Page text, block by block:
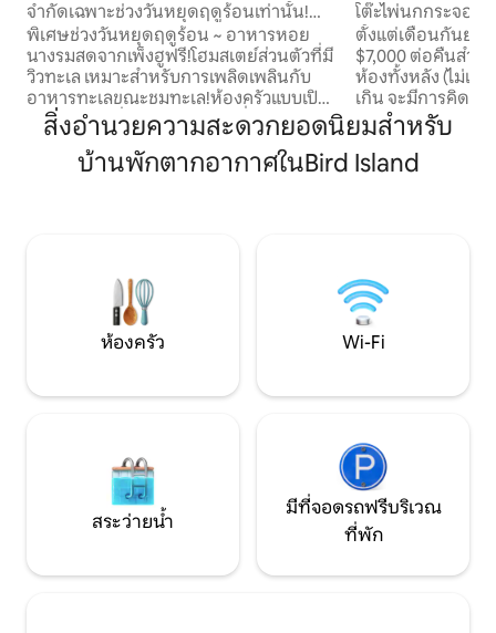
จำกัดเฉพาะช่วงวันหยุดฤดูร้อนเท่านั้น!
อาหารหอยนางรมสดจากเกาะเผิงหู รับ
ประทานฟรี
พิเศษช่วงวันหยุดฤดูร้อน ~ อาหารหอย
นางรมสดจากเพ็งฮูฟรี!โฮมสเตย์ส่วนตัวที่มี
วิวทะเล เหมาะสำหรับการเพลิดเพลินกับ
อาหารทะเลขณะชมทะเล!ห้องครัวแบบเปิด
โล่งและห้องนั่งเล่นขนาดใหญ่ที่รองรับได้ 20
คน!ยังมีระเบียงดาดฟ้าที่มีวิวทะเล 360
องศาด้วย! ซื้อตั๋วเครื่องบินสำหรับวันหยุด
จริงๆ!โคจิมะเป็นโฮมสเตย์ที่ถูกต้องตาม
กฎหมายเผยเคล็ดลับในการจอง: ดูวันที่ที่
เราว่างก่อนขอจองแล้วจองตั๋วเครื่องบิน
หรือตั๋วเรือ โฮมสเตย์ "สไตล์เกาะเล็กๆ" ตั้ง
สวยงามบริสุทธิ์และอ่อนน้อมถ่อมตน
ขับรถประมาณ 10 นาที เกสต์เฮาส์เปิดให้
บริการในรูปแบบการให้เช่าส่วนตัว โดยรับผู้
เข้าพักครั้งละหนึ่งกลุ่มเท่านั้นเรามีวิวทะเลที่
ยอดเยี่ยมไม่ว่าคุณจะเพลิดเพลินกับอาหาร
ของ Penghu ฟรี) หรือเลือกเพลิดเพลินกับ
พระอาทิตย์ตกดินด้วยชายามบ่ายหรือวิว
โต๊ะไพ่นกกระจอกไ
KTV (มีสนามบินรถ
ตั้งแต่เดือนกันยา
$7,000 ต่อคืนสำห
ห้องทั้งหลัง (ไม่เกิ
เกิน จะมีการคิดเ
ไพ่นกกระจอกไฟฟ้
2 ที่จอดรถ และเข้
ยังมีร้านสะดวกซื้อ
※โต๊ะไพ่นกกระจอก
※เกมบนโต๊ะ ※ห้องครัว (ต้องรักษาความ
สะอาดหลังการใช้งาน) ※ข้อมู
สำหรับผู้เข้าพัก※
สอบถามหรือระหว่
เมื่อทั้งสองฝ่ายตก
สิ่งอำนวยความสะดวกยอดนิยมสำหรับ
บ้านพักตากอากาศในBird Island
ห้องครัว Wi-Fi
สระว่ายน้ำ
มีที่จอดรถฟรีบริเวณ
ที่พัก